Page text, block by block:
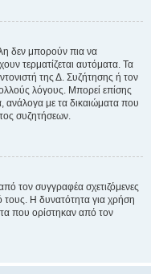
δεν μπορούν πια να
τερματίζεται αυτόματα. Τα
της Δ. Συζήτησης ή τον
λόγους. Μπορεί επίσης
ανάλογα με τα δικαιώματα που
συζητήσεων.
από τον συγγραφέα σχετιζόμενες
τους. Η δυνατότητα για χρήση
που ορίστηκαν από τον